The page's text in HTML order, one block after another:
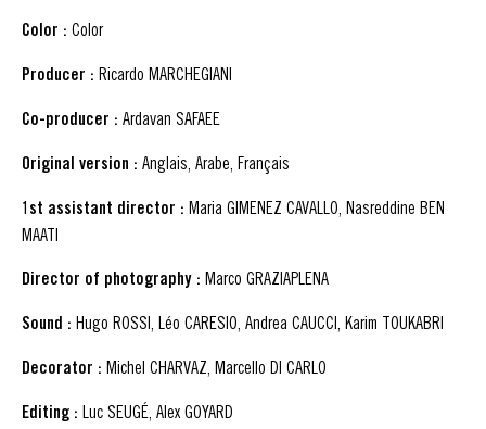
Color : Color
Producer : Ricardo MARCHEGIANI
Co-producer : Ardavan SAFAEE
Original version : Anglais, Arabe, Français
1st assistant director : Maria GIMENEZ CAVALLO, Nasreddine BEN
MAATI
Director of photography : Marco GRAZIAPLENA
Sound : Hugo ROSSI, Léo CARESIO, Andrea CAUCCI, Karim TOUKABRI
Decorator : Michel CHARVAZ, Marcello DI CARLO
Editing : Luc SEUGÉ, Alex GOYARD